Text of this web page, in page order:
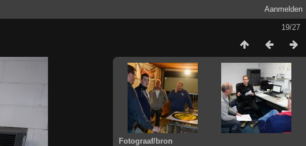
Aanmelden
19/27
Fotograaf/bron